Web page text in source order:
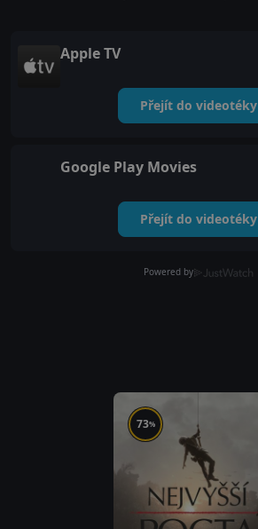
Apple TV
Přejít do videotéky
Google Play Movies
Přejít do videotéky
Powered by
73%